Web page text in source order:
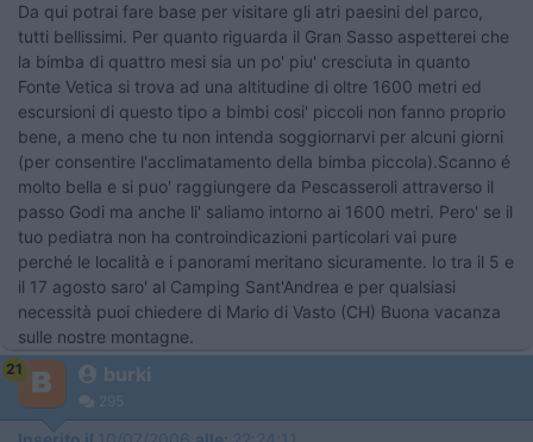
Da qui potrai fare base per visitare gli atri paesini del parco,
tutti bellissimi. Per quanto riguarda il Gran Sasso aspetterei che
la bimba di quattro mesi sia un po' piu' cresciuta in quanto
Fonte Vetica si trova ad una altitudine di oltre 1600 metri ed
escursioni di questo tipo a bimbi cosi' piccoli non fanno proprio
bene, a meno che tu non intenda soggiornarvi per alcuni giorni
(per consentire l'acclimatamento della bimba piccola).Scanno é
molto bella e si puo' raggiungere da Pescasseroli attraverso il
passo Godi ma anche li' saliamo intorno ai 1600 metri. Pero' se il
tuo pediatra non ha controindicazioni particolari vai pure
perché le località e i panorami meritano sicuramente. Io tra il 5 e
il 17 agosto saro' al Camping Sant'Andrea e per qualsiasi
necessità puoi chiedere di Mario di Vasto (CH) Buona vacanza
sulle nostre montagne.
21 burki
295